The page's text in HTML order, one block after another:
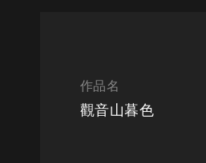
作品名
觀音山暮色